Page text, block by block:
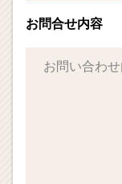
お問合せ内容